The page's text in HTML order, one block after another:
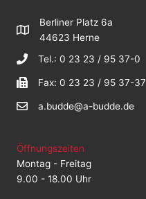
Berliner Platz 6a
44623 Herne
Tel.: 0 23 23 / 95 37-0
Fax: 0 23 23 / 95 37-37
a.budde@a-budde.de
Öffnungszeiten
Montag - Freitag
9.00 - 18.00 Uhr